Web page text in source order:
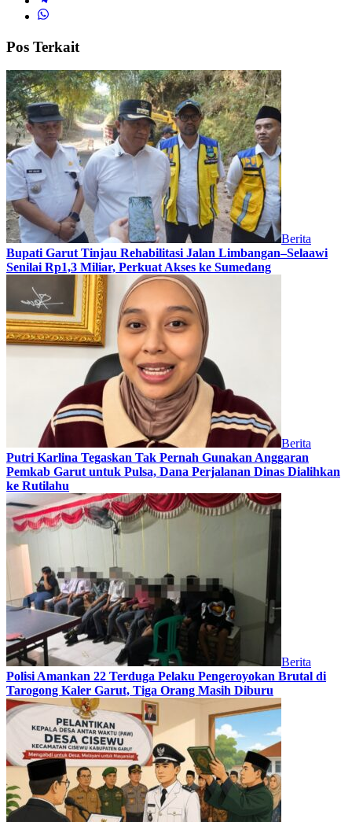
Pos Terkait
Berita
Bupati Garut Tinjau Rehabilitasi Jalan Limbangan–Selaawi
Senilai Rp1,3 Miliar, Perkuat Akses ke Sumedang
Berita
Putri Karlina Tegaskan Tak Pernah Gunakan Anggaran
Pemkab Garut untuk Pulsa, Dana Perjalanan Dinas Dialihkan
ke Rutilahu
Berita
Polisi Amankan 22 Terduga Pelaku Pengeroyokan Brutal di
Tarogong Kaler Garut, Tiga Orang Masih Diburu